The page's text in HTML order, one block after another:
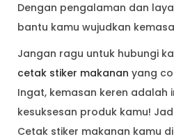
Dengan pengalaman dan
bantu kamu wujudkan
Jangan ragu untuk hubungi
cetak stiker makanan yang
Ingat, kemasan keren adalah
kesuksesan produk kamu!
Cetak stiker makanan kamu